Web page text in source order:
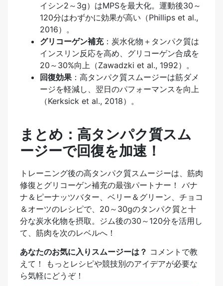
イシン2～3g）はMPSを最大化。運動後30～
120分はわずかに効果が高い（Phillips et al.,
2016）。
グリコーゲン補充：炭水化物＋タンパク質は
インスリン反応を高め、グリコーゲン合成を
20～30%向上（Zawadzki et al., 1992）。
回復効果 ：高タンパク質スムージーは筋ダメ
ージを軽減し、翌日のパフォーマンスを向上
（Kerksick et al., 2018）。
まとめ：高タンパク質スム
ージーで回復を加速！
トレーニング後の高タンパク質スムージーは、筋肉
修復とグリコーゲン補充の最強パートナー！ バナ
ナ＆ピーナッツバター、ベリー＆グリーン、チョコ
＆オーツのレシピで、20～30gのタンパク質と十
分な炭水化物を摂取。ジム後の30～120分を活用し
て、筋肉を次のレベルへ！
あなたのお気に入りスムージーは？ コメントで教
えて！ もっとレシピや競技別のアイデアが必要な
ら気軽にどうぞ！